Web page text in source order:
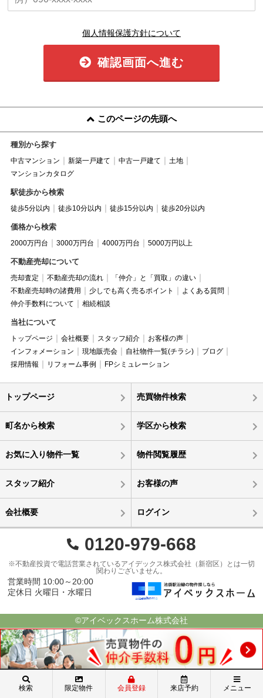
個人情報保護方針について
確認画面へ進む
このページの先頭へ
種別から探す
中古マンション 新築一戸建て 中古一戸建て
土地
マンションカタログ
駅徒歩から検索
徒歩5分以内 徒歩10分以内 徒歩15分以内 徒歩20分以内
価格から検索
2000万円台 3000万円台 4000万円台 5000万円以上
不動産売却について
売却査定 不動産売却の流れ
「仲介」と「買取」の違い
不動産売却時の諸費用
少しでも高く売るポイント
よくある質問
仲介手数料について
相続相談
当社について
トップページ 会社概要 スタッフ紹介
お客様の声
インフォメーション
現地販売会 自社物件一覧(チラシ)
ブログ
採用情報
リフォーム事例 FPシミュレーション
トップページ 売買物件検索
町名から検索 学区から検索
お気に入り物件一覧 物件閲覧履歴
スタッフ紹介 お客様の声
会社概要 ログイン
0120-979-668
※不動産投資で電話営業されているアイデックス株式会社（新宿区）とは一切
関わりございません。
営業時間 10:00～20:00
定休日 火曜日・水曜日
©アイベックスホーム株式会社
検索 限定物件 会員登録 来店予約 メニュー